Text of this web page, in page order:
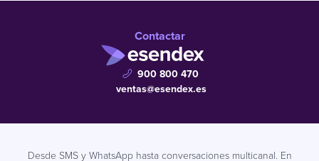
Contactar
900 800 470
ventas@esendex.es
Desde SMS y WhatsApp hasta conversaciones multicanal. En